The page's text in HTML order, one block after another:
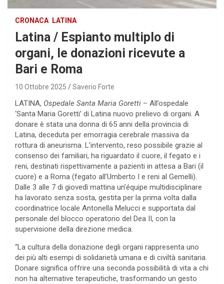
CRONACA LATINA
Latina / Espianto multiplo di
organi, le donazioni ricevute a
Bari e Roma
10 Ottobre 2025 Saverio Forte
LATINA, Ospedale Santa Maria Goretti – All’ospedale
‘Santa Maria Goretti’ di Latina nuovo prelievo di organi. A
donare è stata una donna di 65 anni della provincia di
Latina, deceduta per emorragia cerebrale massiva da
rottura di aneurisma. L’intervento, reso possibile grazie al
consenso dei familiari, ha riguardato il cuore, il fegato e i
reni, destinati rispettivamente a pazienti in attesa a Bari (il
cuore) e a Roma (fegato all’Umberto I e reni al Gemelli).
Dalle 3 alle 7 di giovedì mattina un’équipe multidisciplinare
ha lavorato senza sosta, gestita per la prima volta dalla
coordinatrice locale Antonella Melucci e supportata dal
personale del blocco operatorio del Dea II, con la
supervisione della direzione medica.
“La cultura della donazione degli organi rappresenta uno
dei più alti esempi di solidarietà umana e di civiltà sanitaria.
Donare significa offrire una seconda possibilità di vita a chi
non ha alternative terapeutiche, trasformando un gesto